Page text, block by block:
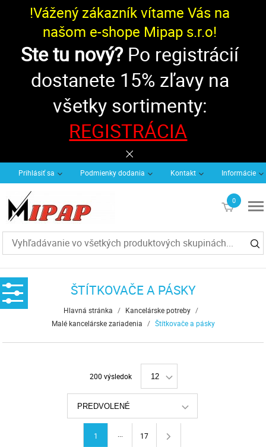
!Vážený zákazník vítame Vás na
našom e-shope Mipap s.r.o!
Ste tu nový?Po registrácií
dostanete 15% zľavy na
všetky sortimenty:
REGISTRÁCIA
Prihlásiť sa Podmienky dodania Kontakt Informácie
0
€0
ŠTÍTKOVAČE A PÁSKY
Hlavná stránka / Kancelárske potreby /
Malé kancelárske zariadenia / Štítkovače a pásky
200 výsledok 12
PREDVOLENÉ
1 17